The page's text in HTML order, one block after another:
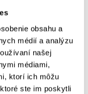
obsahu a
médií a analýzu
našej
médiami,
ktorí ich môžu
ste im poskytli
dlho trvá, kým
tém
genderových